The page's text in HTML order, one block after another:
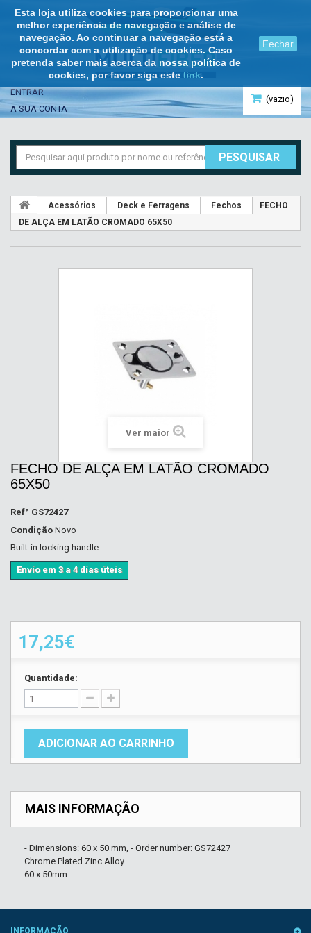
Esta loja utiliza cookies para proporcionar uma
melhor experiência de navegação e análise de
navegação. Ao continuar a navegação está a
concordar com a utilização de cookies. Caso
pretenda saber mais acerca da nossa política de
cookies, por favor siga este link.
Fechar
(vazio)
ENTRAR
A SUA CONTA
PESQUISAR
Acessórios Deck e Ferragens Fechos
FECHO
DE ALÇA EM LATÃO CROMADO 65X50
Ver maior
FECHO DE ALÇA EM LATÃO CROMADO
65X50
Refª GS72427
Condição Novo
Built-in locking handle
Envio em 3 a 4 dias úteis
17,25€
Quantidade:
ADICIONAR AO CARRINHO
MAIS INFORMAÇÃO
- Dimensions: 60 x 50 mm, - Order number: GS72427
Chrome Plated Zinc Alloy
60 x 50mm
INFORMAÇÃO